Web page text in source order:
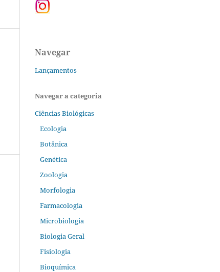
Navegar
Lançamentos
Navegar a categoria
Ciências Biológicas
Ecologia
Botânica
Genética
Zoologia
Morfologia
Farmacologia
Microbiologia
Biologia Geral
Fisiologia
Bioquímica